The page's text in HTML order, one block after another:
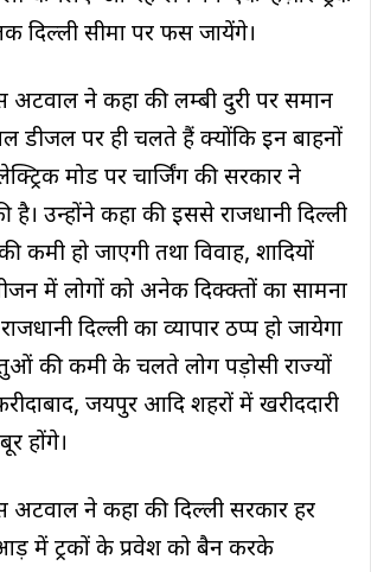
सीमा पर फस जायेंगे।
अटवाल ने कहा की लम्बी दुरी पर समान
डीजल पर ही चलते हैं क्योंकि इन बाहनों
मोड पर चार्जिंग की सरकार ने
है। उन्होंने कहा की इससे राजधानी दिल्ली
हो जाएगी तथा विवाह, शादियों
में लोगों को अनेक दिक्क्तों का सामना
दिल्ली का व्यापार ठप्प हो जायेगा
की कमी के चलते लोग पड़ोसी राज्यों
जयपुर आदि शहरों में खरीददारी
होंगे।
अटवाल ने कहा की दिल्ली सरकार हर
में ट्रकों के प्रवेश को बैन करके